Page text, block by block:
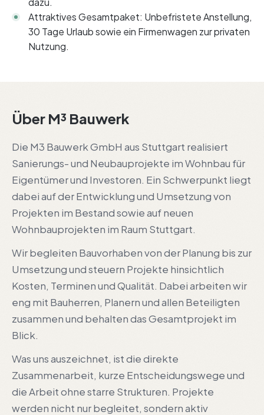
Attraktives Gesamtpaket: Unbefristete Anstellung,
30 Tage Urlaub sowie ein Firmenwagen zur privaten
Nutzung.
Über M³ Bauwerk
Die M3 Bauwerk GmbH aus Stuttgart realisiert
Sanierungs- und Neubauprojekte im Wohnbau für
Eigentümer und Investoren. Ein Schwerpunkt liegt
dabei auf der Entwicklung und Umsetzung von
Projekten im Bestand sowie auf neuen
Wohnbauprojekten im Raum Stuttgart.
Wir begleiten Bauvorhaben von der Planung bis zur
Umsetzung und steuern Projekte hinsichtlich
Kosten, Terminen und Qualität. Dabei arbeiten wir
eng mit Bauherren, Planern und allen Beteiligten
zusammen und behalten das Gesamtprojekt im
Blick.
Was uns auszeichnet, ist die direkte
Zusammenarbeit, kurze Entscheidungswege und
die Arbeit ohne starre Strukturen. Projekte
werden nicht nur begleitet, sondern aktiv